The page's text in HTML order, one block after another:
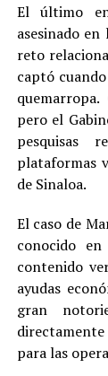
El último
asesinado
reto
captó
pero el
pesquisas
plataformas
de Sinaloa.
El caso de
conocido
contenido
ayudas
gran
para las